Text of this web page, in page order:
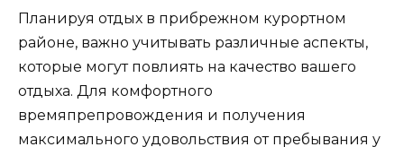
Планируя отдых в прибрежном курортном
районе, важно учитывать различные аспекты,
которые могут повлиять на качество вашего
отдыха. Для комфортного
времяпрепровождения и получения
максимального удовольствия от пребывания у